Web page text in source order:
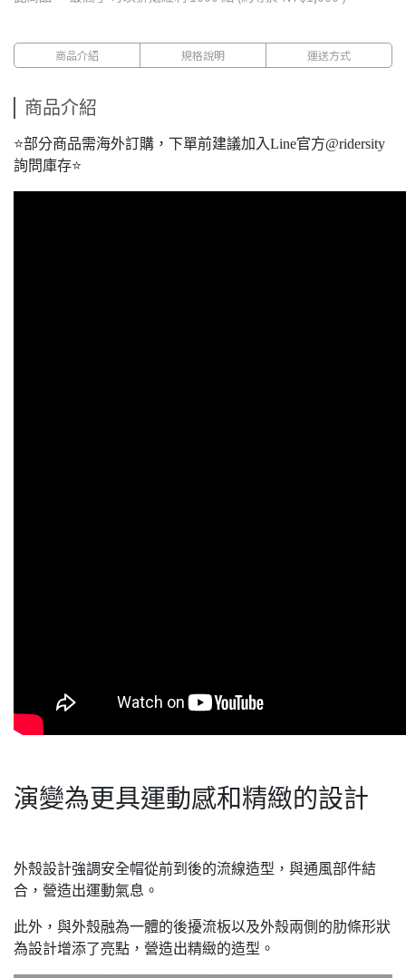
商品介紹 規格說明 運送方式
商品介紹
⭐️部分商品需海外訂購，下單前建議加入Line官方@ridersity
詢問庫存⭐️
演變為更具運動感和精緻的設計
外殼設計強調安全帽從前到後的流線造型，與通風部件結
合，營造出運動氣息。
此外，與外殼融為一體的後擾流板以及外殼兩側的肋條形狀
為設計增添了亮點，營造出精緻的造型。